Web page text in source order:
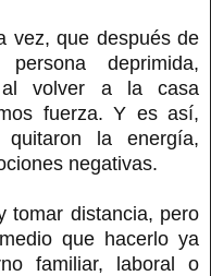
vez, que después de
deprimida,
al volver a la casa
fuerza. Y es así,
la energía,
negativas.
tomar distancia, pero
que hacerlo ya
familiar, laboral o